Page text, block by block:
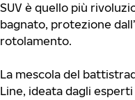
SUV è quello più
bagnato, protezione
rotolamento.
La mescola del
Line, ideata dagli